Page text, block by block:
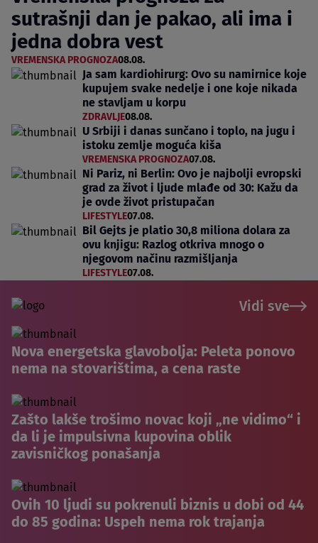
sutrašnji dan je pakao, ali ima i
jedna dobra vest
VREMENSKA PROGNOZA08.08.
Ja sam kardiohirurg: Ovo su namirnice koje
kupujem svake nedelje i one koje nikada
ne stavljam u korpu
ZDRAVLJE08.08.
U Srbiji i danas sunčano i toplo, na jugu i
istoku zemlje moguća kiša
VREMENSKA PROGNOZA07.08.
Ni Pariz, ni Berlin: Ovo je najbolji evropski
grad za život i ljude mlađe od 30: Kažu da
je ovde život pristupačan
LIFESTYLE07.08.
Bil Gejts je platio 30,8 miliona dolara za
ovu knjigu: Razlog otkriva mnogo o
njegovom načinu razmišljanja
LIFESTYLE07.08.
Vidi sve
Nova energetska glavobolja: Peleta ponovo
nema na stovarištima, a cena raste
Zašto lakše trošimo novac koji „ne vidimo“ i
da li je impulsivna kupovina oblik
zavisničkog ponašanja
Ovih 10 ljudi su pokrenuli biznis u dobi od 44
do 85 godina: Uspeh nema rok trajanja